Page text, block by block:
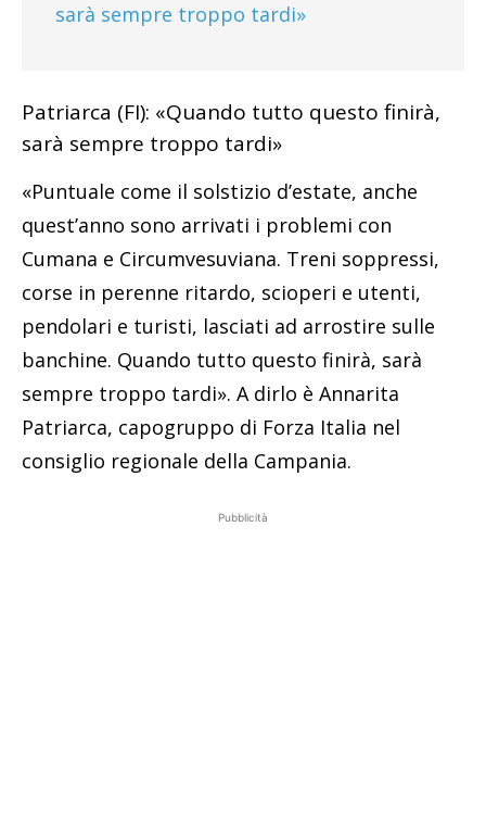
sarà sempre troppo tardi»
Patriarca (FI): «Quando tutto questo finirà,
sarà sempre troppo tardi»
«Puntuale come il solstizio d’estate, anche
quest’anno sono arrivati i problemi con
Cumana e Circumvesuviana. Treni soppressi,
corse in perenne ritardo, scioperi e utenti,
pendolari e turisti, lasciati ad arrostire sulle
banchine. Quando tutto questo finirà, sarà
sempre troppo tardi». A dirlo è Annarita
Patriarca, capogruppo di Forza Italia nel
consiglio regionale della Campania.
Pubblicità